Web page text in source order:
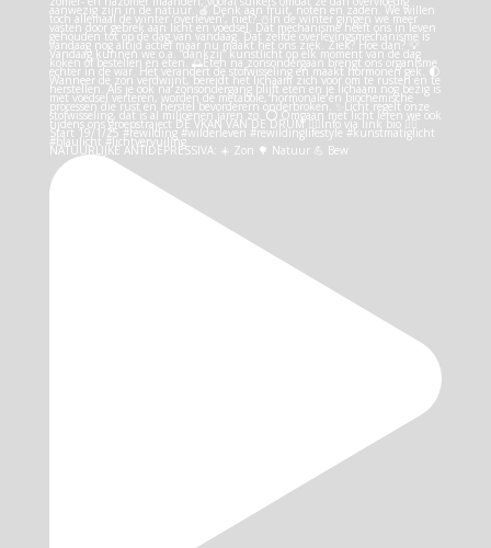
NATUURLIJKE ANTIDEPRESSIVA: ☀️ Zon 🌳 Natuur 💪 Bew